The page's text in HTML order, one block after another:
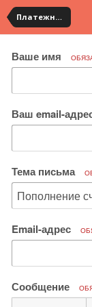
Платежная система ALIPAY и оплата банковскими картами
Ваше имя
Ваш email-
Тема письма
Email-адрес
Сообщение